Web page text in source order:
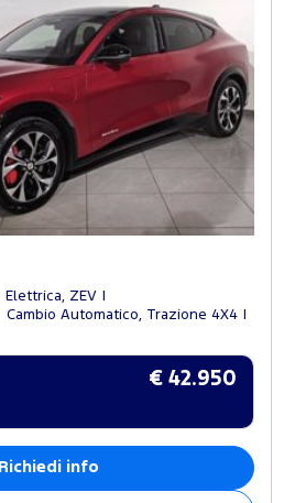
Elettrica, ZEV
Cambio Automatico, Trazione 4X4
€ 42.950
Richiedi info